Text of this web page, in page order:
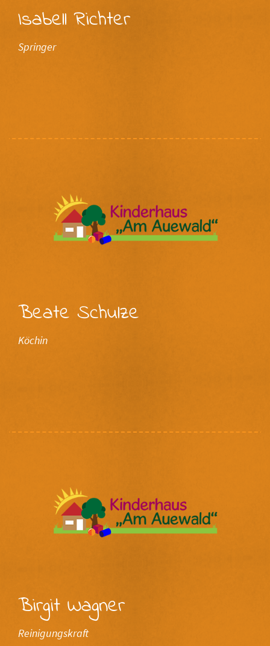
Isabell Richter
Springer
Beate Schulze
Köchin
Birgit Wagner
Reinigungskraft